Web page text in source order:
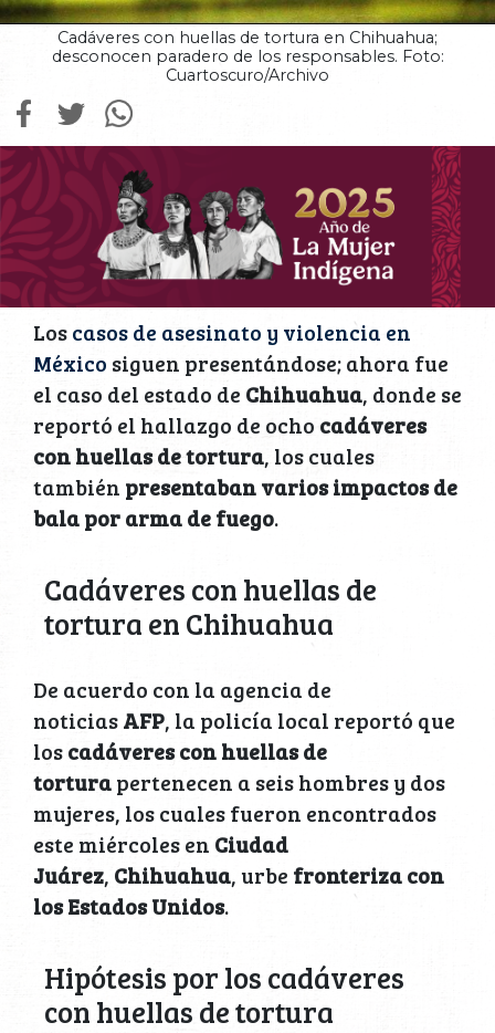
Cadáveres con huellas de tortura en Chihuahua;
desconocen paradero de los responsables. Foto:
Cuartoscuro/Archivo
Loscasos de asesinato y violencia en
México siguen presentándose; ahora fue
el caso del estado de Chihuahua, donde se
reportó el hallazgo de ocho cadáveres
con huellas de tortura, los cuales
también presentaban varios impactos de
bala por arma de fuego.
Cadáveres con huellas de
tortura en Chihuahua
De acuerdo con la agencia de
noticiasAFP, la policía local reportó que
loscadáveres con huellas de
torturapertenecen a seis hombres y dos
mujeres, los cuales fueron encontrados
este miércoles en Ciudad
Juárez, Chihuahua, urbe fronteriza con
los Estados Unidos.
Hipótesis por los cadáveres
con huellas de tortura